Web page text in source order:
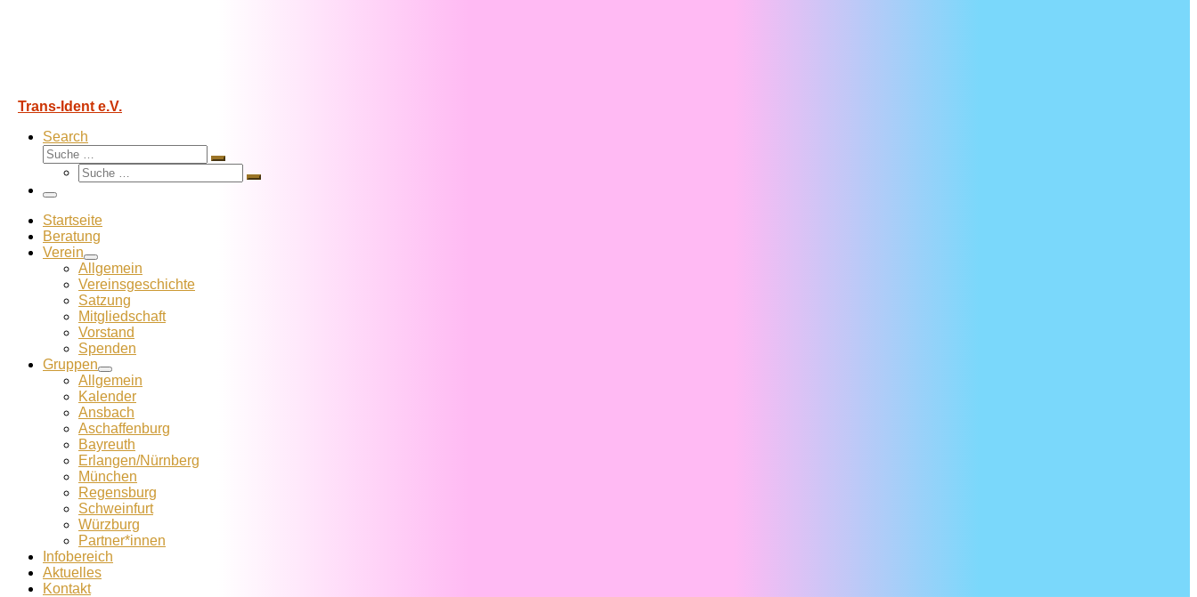
Trans-Ident e.V.
Search
Suche
Suche
Suche
Suche
Menü
Startseite
Beratung
Verein
Allgemein
Vereins­geschichte
Satzung
Mitglied­schaft
Vorstand
Spenden
Gruppen
Allgemein
Kalender
Ansbach
Aschaffenburg
Bayreuth
Erlangen/Nürnberg
München
Regensburg
Schweinfurt
Würzburg
Partner*innen
Infobereich
Aktuelles
Kontakt